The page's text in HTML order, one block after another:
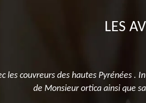
LES
les couvreurs des hautes Pyrénées
de Monsieur ortica ainsi que